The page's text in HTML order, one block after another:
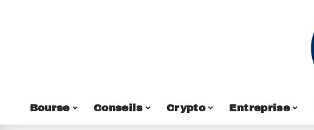
Bourse Conseils Crypto Entreprise